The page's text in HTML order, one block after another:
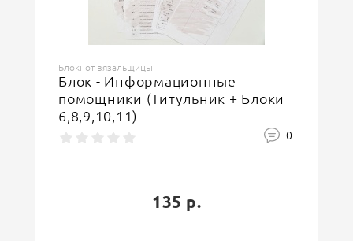
Блокнот вязальщицы
Блок - Информационные
помощники (Титульник + Блоки
6,8,9,10,11)
0
135 р.